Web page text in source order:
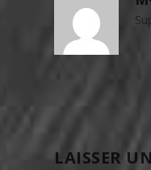
LAISSER